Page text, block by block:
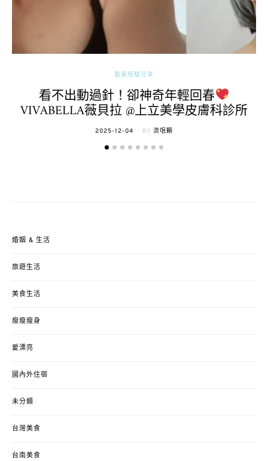
醫美經驗分享
看不出動過針！卻神奇年輕回春
VIVABELLA薇貝拉 @上立美學皮膚科診所
POSTED
2025-12-04 BY 流氓顆
婚姻 & 生活
旅遊生活
美食生活
瘦瘦瘦身
愛漂亮
國內外住宿
未分類
台灣美食
台南美食